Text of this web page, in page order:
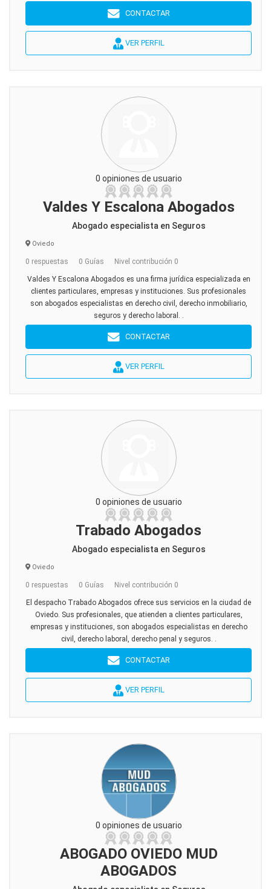
CONTACTAR
VER PERFIL
0 opiniones de usuario
Valdes Y Escalona Abogados
Abogado especialista en Seguros
Oviedo
0 respuestas 0 Guías Nivel contribución 0
Valdes Y Escalona Abogados es una firma jurídica especializada en
clientes particulares, empresas y instituciones. Sus profesionales
son abogados especialistas en derecho civil, derecho inmobiliario,
seguros y derecho laboral. .
CONTACTAR
VER PERFIL
0 opiniones de usuario
Trabado Abogados
Abogado especialista en Seguros
Oviedo
0 respuestas 0 Guías Nivel contribución 0
El despacho Trabado Abogados ofrece sus servicios en la ciudad de
Oviedo. Sus profesionales, que atienden a clientes particulares,
empresas y instituciones, son abogados especialistas en derecho
civil, derecho laboral, derecho penal y seguros. .
CONTACTAR
VER PERFIL
0 opiniones de usuario
ABOGADO OVIEDO MUD
ABOGADOS